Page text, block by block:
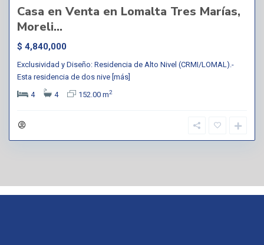
Casa en Venta en Lomalta Tres Marías,
Moreli...
$ 4,840,000
Exclusividad y Diseño: Residencia de Alto Nivel (CRMI/LOMAL).-
Esta residencia de dos nive [más]
4
4 152.00 m2